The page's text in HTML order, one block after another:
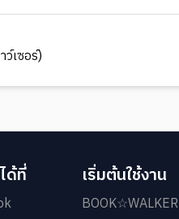
เซอร์)
ด้ที่ เริ่มต้นใช้งาน